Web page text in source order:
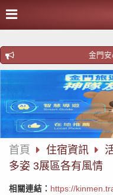
金門安
首頁 住宿資訊
多姿 3展區各有風情
相關連結： https://
過
分
享